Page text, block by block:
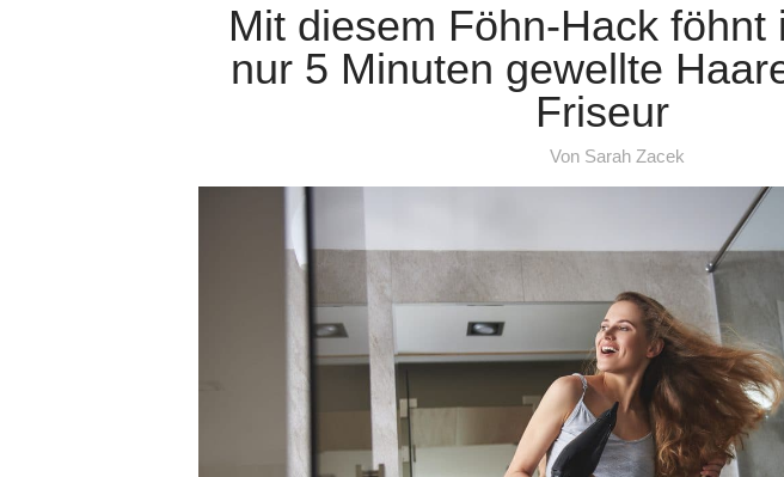
Mit diesem Föhn-Hack föhnt
nur 5 Minuten gewellte
Friseur
Von Sarah Zacek